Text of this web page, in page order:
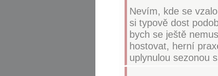
Nevím, kde se
si typově dost
bych se ještě
hostovat, herní
uplynulou sezonou